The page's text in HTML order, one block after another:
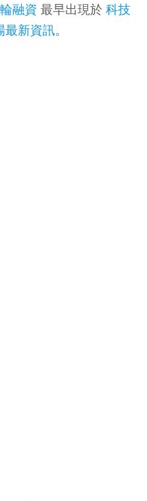
融資 最早出現於 科技
最新資訊。